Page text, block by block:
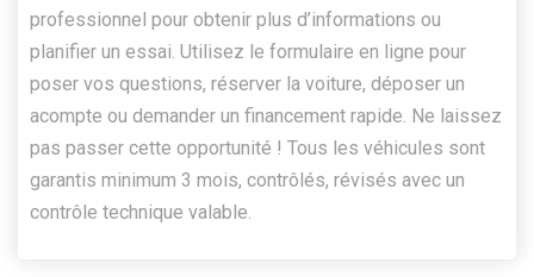
professionnel pour obtenir plus d’informations ou
planifier un essai. Utilisez le formulaire en ligne pour
poser vos questions, réserver la voiture, déposer un
acompte ou demander un financement rapide. Ne laissez
pas passer cette opportunité ! Tous les véhicules sont
garantis minimum 3 mois, contrôlés, révisés avec un
contrôle technique valable.